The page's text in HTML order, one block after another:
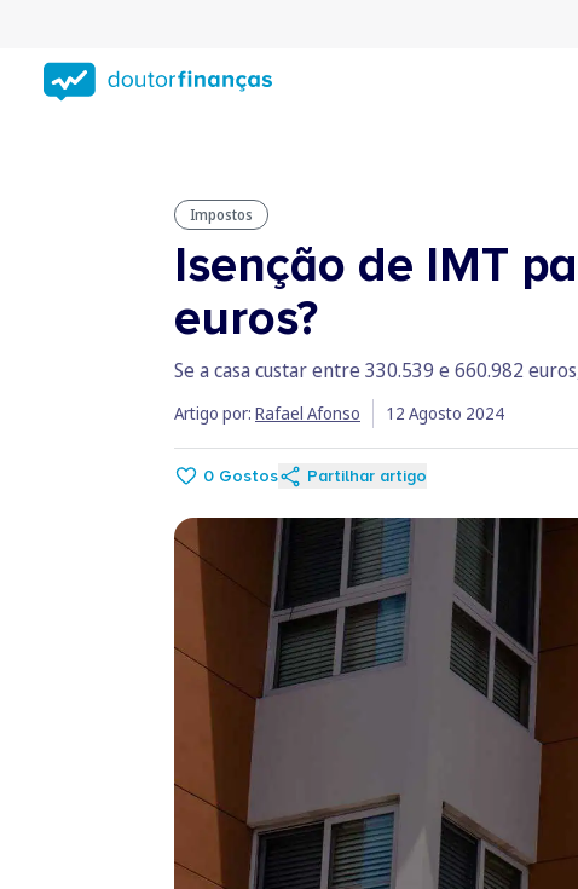
conteúdo
principal
Impostos
Isenção de IMT
euros?
Se a casa custar entre 330.539 e 660.982
Artigo por: Rafael Afonso 12 Agosto 2024
0 Gostos Partilhar artigo